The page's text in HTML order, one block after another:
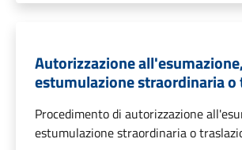
Autorizzazione
estumulazione straordinaria o
Procedimento di autorizzazione
estumulazione straordinaria o